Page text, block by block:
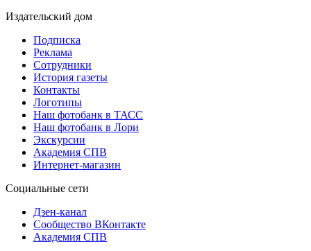
Издательский дом
Подписка
Реклама
Сотрудники
История газеты
Контакты
Логотипы
Наш фотобанк в ТАСС
Наш фотобанк в Лори
Экскурсии
Академия СПВ
Интернет-магазин
Социальные сети
Дзен-канал
Сообщество ВКонтакте
Академия СПВ